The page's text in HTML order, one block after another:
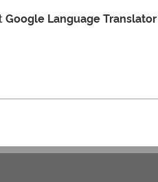
Google Language Translator